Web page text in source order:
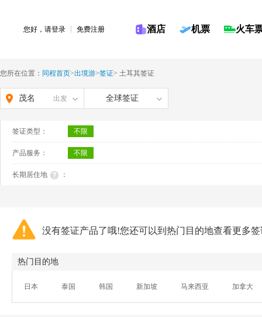
您好，请登录 免费注册 酒店 机票 火车
您所在位置： 同程首页>出境游>签证> 土耳其签证
茂名 出发 全球签证
签证类型： 不限
产品服务： 不限
长期居住地 ：
没有签证产品了哦!您还可以到热门目的地查看更多
热门目的地
日本 泰国 韩国 新加坡 马来西亚 加拿大